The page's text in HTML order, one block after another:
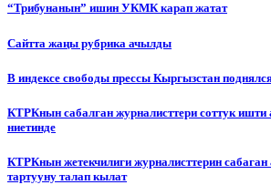
“Трибунанын” ишин УКМК карап жатат
Сайтта жаңы рубрика ачылды
В индексе свободы прессы Кыргызстан
КТРКнын сабалган журналисттери соттук
ниетинде
КТРКнын жетекчилиги журналисттерин
тартууну талап кылат